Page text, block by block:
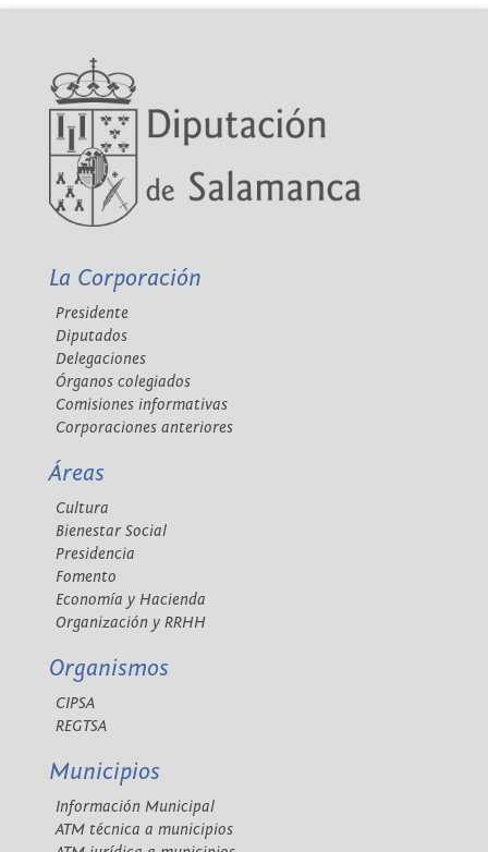
La Corporación
Presidente
Diputados
Delegaciones
Órganos colegiados
Comisiones informativas
Corporaciones anteriores
Áreas
Cultura
Bienestar Social
Presidencia
Fomento
Economía y Hacienda
Organización y RRHH
Organismos
CIPSA
REGTSA
Municipios
Información Municipal
ATM técnica a municipios